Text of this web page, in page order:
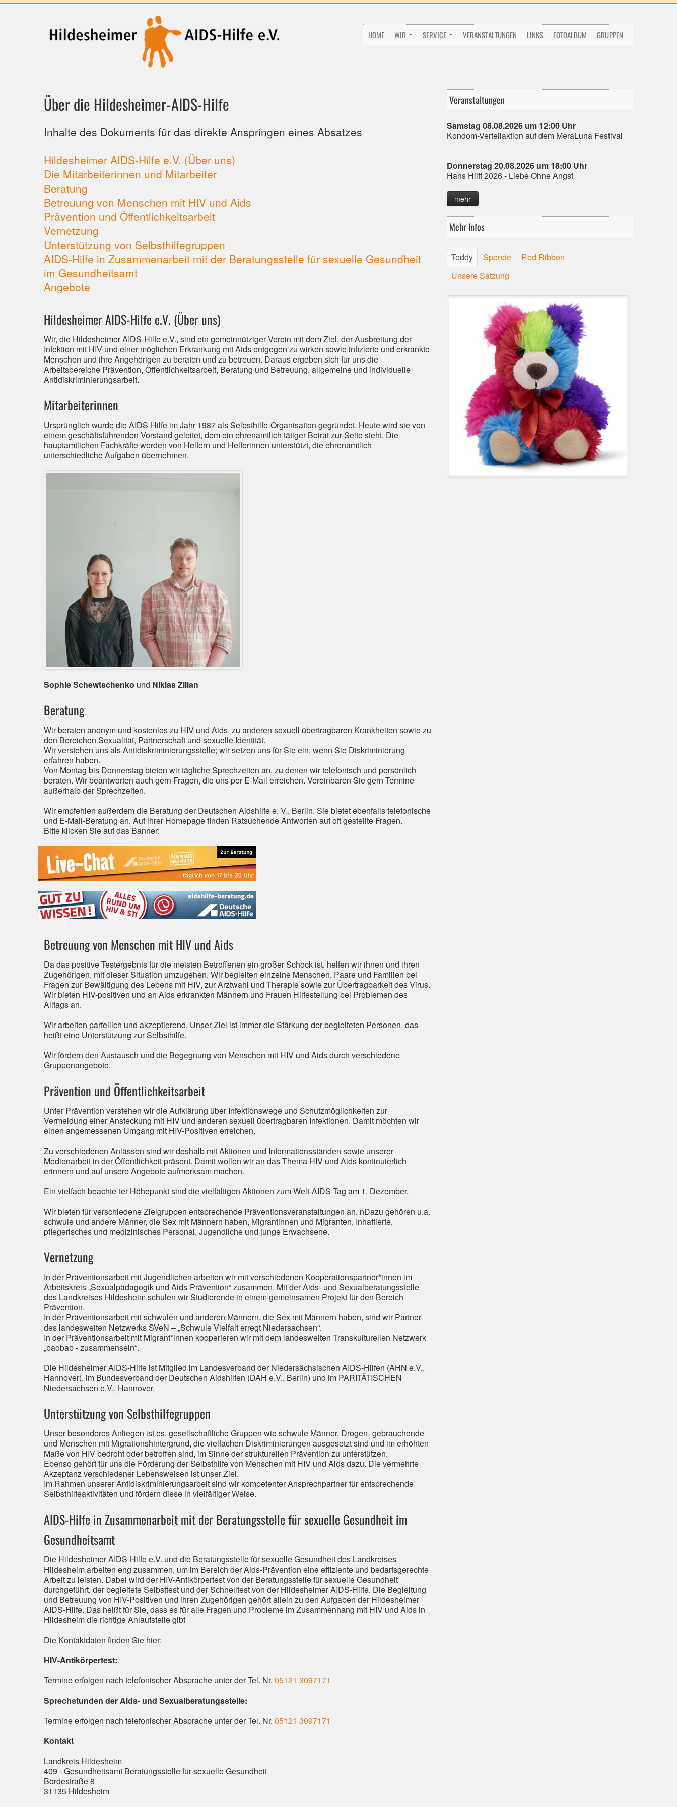
HOME WIR SERVICE VERANSTALTUNGEN LINKS FOTOALBUM GRUPPEN
Über die Hildesheimer-AIDS-Hilfe
Inhalte des Dokuments für das direkte Anspringen eines Absatzes
Hildesheimer AIDS-Hilfe e.V. (Über uns)
Die Mitarbeiterinnen und Mitarbeiter
Beratung
Betreuung von Menschen mit HIV und Aids
Prävention und Öffentlichkeitsarbeit
Vernetzung
Unterstützung von Selbsthilfegruppen
AIDS-Hilfe in Zusammenarbeit mit der Beratungsstelle für sexuelle Gesundheit
im Gesundheitsamt
Angebote
Hildesheimer AIDS-Hilfe e.V. (Über uns)
Wir, die Hildesheimer AIDS-Hilfe e.V., sind ein gemeinnütziger Verein mit dem Ziel, der Ausbreitung der
Infektion mit HIV und einer möglichen Erkrankung mit Aids entgegen zu wirken sowie infizierte und erkrankte
Menschen und ihre Angehörigen zu beraten und zu betreuen. Daraus ergeben sich für uns die
Arbeitsbereiche Prävention, Öffentlichkeitsarbeit, Beratung und Betreuung, allgemeine und individuelle
Antidiskriminierungsarbeit.
Mitarbeiterinnen
Ursprünglich wurde die AIDS-Hilfe im Jahr 1987 als Selbsthilfe-Organisation gegründet. Heute wird sie von
einem geschäftsführenden Vorstand geleitet, dem ein ehrenamtlich tätiger Beirat zur Seite steht. Die
hauptamtlichen Fachkräfte werden von Helfern und Helferinnen unterstützt, die ehrenamtlich
unterschiedliche Aufgaben übernehmen.
Sophie Schewtschenko und Niklas Zilian
Beratung
Wir beraten anonym und kostenlos zu HIV und Aids, zu anderen sexuell übertragbaren Krankheiten sowie zu
den Bereichen Sexualität, Partnerschaft und sexuelle Identität.
Wir verstehen uns als Antidiskriminierungsstelle; wir setzen uns für Sie ein, wenn Sie Diskriminierung
erfahren haben.
Von Montag bis Donnerstag bieten wir tägliche Sprechzeiten an, zu denen wir telefonisch und persönlich
beraten. Wir beantworten auch gern Fragen, die uns per E-Mail erreichen. Vereinbaren Sie gern Termine
außerhalb der Sprechzeiten.
Wir empfehlen außerdem die Beratung der Deutschen Aidshilfe e. V., Berlin. Sie bietet ebenfalls telefonische
und E-Mail-Beratung an. Auf ihrer Homepage finden Ratsuchende Antworten auf oft gestellte Fragen.
Bitte klicken Sie auf das Banner:
Betreuung von Menschen mit HIV und Aids
Da das positive Testergebnis für die meisten Betroffenen ein großer Schock ist, helfen wir ihnen und ihren
Zugehörigen, mit dieser Situation umzugehen. Wir begleiten einzelne Menschen, Paare und Familien bei
Fragen zur Bewältigung des Lebens mit HIV, zur Arztwahl und Therapie sowie zur Übertragbarkeit des Virus.
Wir bieten HIV-positiven und an Aids erkrankten Männern und Frauen Hilfestellung bei Problemen des
Alltags an.
Wir arbeiten parteilich und akzeptierend. Unser Ziel ist immer die Stärkung der begleiteten Personen, das
heißt eine Unterstützung zur Selbsthilfe.
Wir fördern den Austausch und die Begegnung von Menschen mit HIV und Aids durch verschiedene
Gruppenangebote.
Prävention und Öffentlichkeitsarbeit
Unter Prävention verstehen wir die Aufklärung über Infektionswege und Schutzmöglichkeiten zur
Vermeidung einer Ansteckung mit HIV und anderen sexuell übertragbaren Infektionen. Damit möchten wir
einen angemessenen Umgang mit HIV-Positiven erreichen.
Zu verschiedenen Anlässen sind wir deshalb mit Aktionen und Informationsständen sowie unserer
Medienarbeit in der Öffentlichkeit präsent. Damit wollen wir an das Thema HIV und Aids kontinuierlich
erinnern und auf unsere Angebote aufmerksam machen.
Ein vielfach beachte-ter Höhepunkt sind die vielfältigen Aktionen zum Welt-AIDS-Tag am 1. Dezember.
Wir bieten für verschiedene Zielgruppen entsprechende Präventionsveranstaltungen an. nDazu gehören u.a.
schwule und andere Männer, die Sex mit Männern haben, Migrantinnen und Migranten, Inhaftierte,
pflegerisches und medizinisches Personal, Jugendliche und junge Erwachsene.
Vernetzung
In der Präventionsarbeit mit Jugendlichen arbeiten wir mit verschiedenen Kooperationspartner*innen im
Arbeitskreis „Sexualpädagogik und Aids-Prävention“ zusammen. Mit der Aids- und Sexualberatungsstelle
des Landkreises Hildesheim schulen wir Studierende in einem gemeinsamen Projekt für den Bereich
Prävention.
In der Präventionsarbeit mit schwulen und anderen Männern, die Sex mit Männern haben, sind wir Partner
des landesweiten Netzwerks SVeN – „Schwule Vielfalt erregt Niedersachsen“.
In der Präventionsarbeit mit Migrant*innen kooperieren wir mit dem landesweiten Transkulturellen Netzwerk
„baobab - zusammensein“.
Die Hildesheimer AIDS-Hilfe ist Mitglied im Landesverband der Niedersächsischen AIDS-Hilfen (AHN e.V.,
Hannover), im Bundesverband der Deutschen Aidshilfen (DAH e.V., Berlin) und im PARITÄTISCHEN
Niedersachsen e.V., Hannover.
Unterstützung von Selbsthilfegruppen
Unser besonderes Anliegen ist es, gesellschaftliche Gruppen wie schwule Männer, Drogen- gebrauchende
und Menschen mit Migrationshintergrund, die vielfachen Diskriminierungen ausgesetzt sind und im erhöhten
Maße von HIV bedroht oder betroffen sind, im Sinne der strukturellen Prävention zu unterstützen.
Ebenso gehört für uns die Förderung der Selbsthilfe von Menschen mit HIV und Aids dazu. Die vermehrte
Akzeptanz verschiedener Lebensweisen ist unser Ziel.
Im Rahmen unserer Antidiskriminierungsarbeit sind wir kompetenter Ansprechpartner für entsprechende
Selbsthilfeaktivitäten und fördern diese in vielfältiger Weise.
AIDS-Hilfe in Zusammenarbeit mit der Beratungsstelle für sexuelle Gesundheit im
Gesundheitsamt
Die Hildesheimer AIDS-Hilfe e.V. und die Beratungsstelle für sexuelle Gesundheit des Landkreises
Hildesheim arbeiten eng zusammen, um im Bereich der Aids-Prävention eine effiziente und bedarfsgerechte
Arbeit zu leisten. Dabei wird der HIV-Antikörpertest von der Beratungsstelle für sexuelle Gesundheit
durchgeführt, der begleitete Selbsttest und der Schnelltest von der Hildesheimer AIDS-Hilfe. Die Begleitung
und Betreuung von HIV-Positiven und ihren Zugehörigen gehört allein zu den Aufgaben der Hildesheimer
AIDS-Hilfe. Das heißt für Sie, dass es für alle Fragen und Probleme im Zusammenhang mit HIV und Aids in
Hildesheim die richtige Anlaufstelle gibt
Die Kontaktdaten finden Sie hier:
HIV-Antikörpertest:
Termine erfolgen nach telefonischer Absprache unter der Tel. Nr. 05121 3097171
Sprechstunden der Aids- und Sexualberatungsstelle:
Termine erfolgen nach telefonischer Absprache unter der Tel. Nr. 05121 3097171
Kontakt
Landkreis Hildesheim
409 - Gesundheitsamt Beratungsstelle für sexuelle Gesundheit
Bördestraße 8
31135 Hildesheim
Veranstaltungen
Samstag 08.08.2026 um 12:00 Uhr
Kondom-Verteilaktion auf dem MeraLuna Festival
Donnerstag 20.08.2026 um 18:00 Uhr
Hans Hilft 2026 - Liebe Ohne Angst
mehr
Mehr Infos
Teddy Spende
Red Ribbon
Unsere Satzung